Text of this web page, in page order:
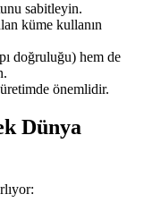
sabitleyin.
küme kullanın
doğruluğu) hem de
önemlidir.
Dünya